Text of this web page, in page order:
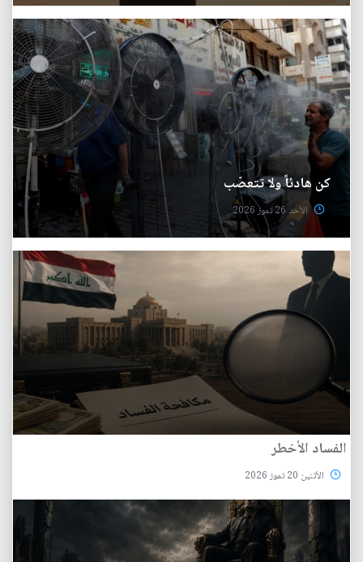
كن هادئاً ولا تتعصّب
الأحد 26 تموز 2026
الفساد الأخطر
الأثنين 20 تموز 2026